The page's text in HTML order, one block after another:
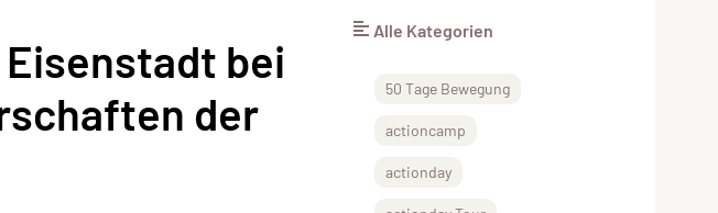
Eisenstadt bei
der
Alle Kategorien
50 Tage Bewegung
actioncamp
actionday